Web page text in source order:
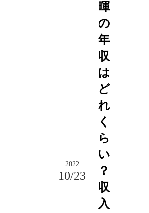
暉
の
年
収
は
ど
れ
く
ら
い
？
収
入
2022
10/23